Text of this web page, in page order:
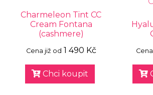
Charmeleon Tint CC
Cream Fontana
(cashmere)
Cena již od 1 490 Kč
Chci koupit